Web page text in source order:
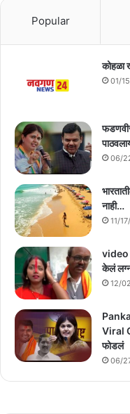
Popular
कोहळा
01/
06/
नाही…
11/
video :
केलं
12/
Viral
फोडलं
06/